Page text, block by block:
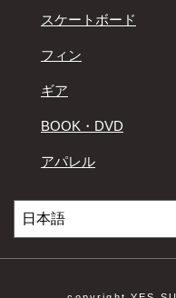
スケートボード
フィン
ギア
BOOK・DVD
アパレル